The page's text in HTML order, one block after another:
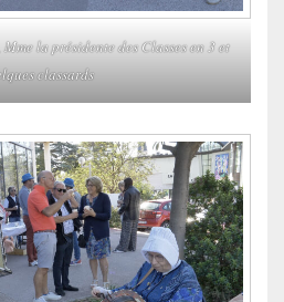
la présidente des Classes en 3 et
classards